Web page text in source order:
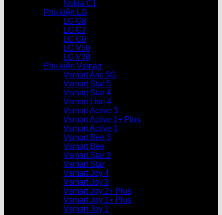
Nokia C1
Phụ kiện LG
LG G8
LG G7
LG G6
LG V50
LG V30
Phụ kiện Vsmart
Vsmart Aris 5G
Vsmart Star 5
Vsmart Star 4
Vsmart Live 4
Vsmart Active 3
Vsmart Active 1+ Plus
Vsmart Active 1
Vsmart Bee 3
Vsmart Bee
Vsmart Star 3
Vsmart Star
Vsmart Joy 4
Vsmart Joy 3
Vsmart Joy 2+ Plus
Vsmart Joy 1+ Plus
Vsmart Joy 1